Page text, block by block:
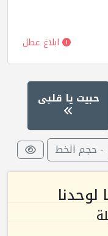
ابلاغ عطل
حبيت يا قلبى
- حجم الخط
لوحدنا